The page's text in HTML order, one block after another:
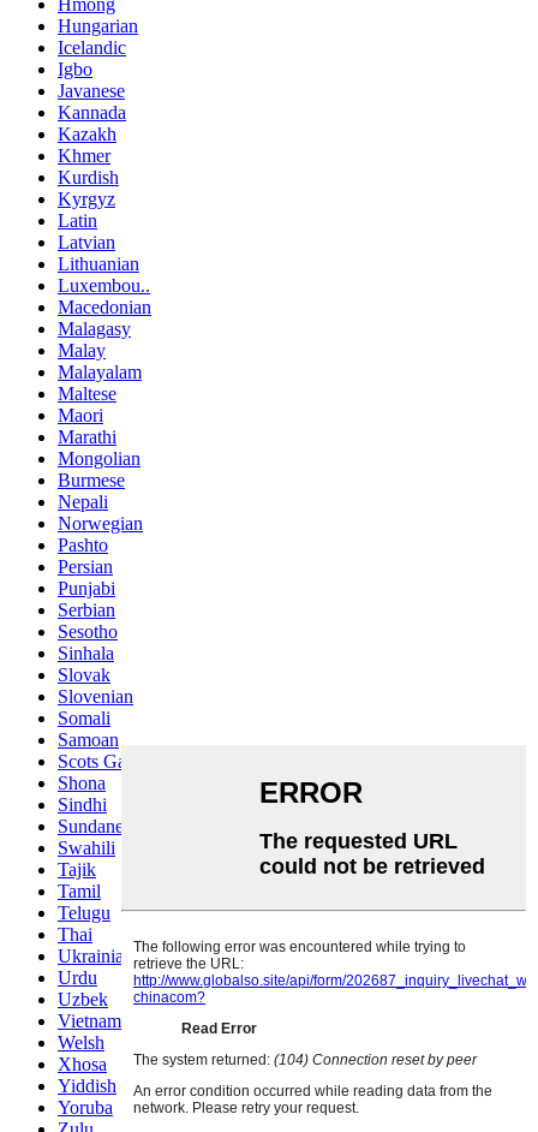
Hungarian
Icelandic
Igbo
Javanese
Kannada
Kazakh
Khmer
Kurdish
Kyrgyz
Latin
Latvian
Lithuanian
Luxembou..
Macedonian
Malagasy
Malay
Malayalam
Maltese
Maori
Marathi
Mongolian
Burmese
Nepali
Norwegian
Pashto
Persian
Punjabi
Serbian
Sesotho
Sinhala
Slovak
Slovenian
Somali
Samoan
Scots Gaelic
Shona
Sindhi
Sundanese
Swahili
Tajik
Tamil
Telugu
Thai
Ukrainian
Urdu
Uzbek
Vietnamese
Welsh
Xhosa
Yiddish
Yoruba